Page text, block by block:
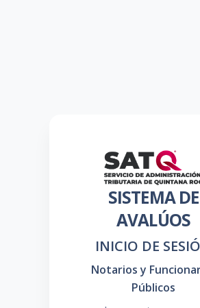
SISTEMA DE
AVALÚOS
INICIO DE
Notarios y
Públicos